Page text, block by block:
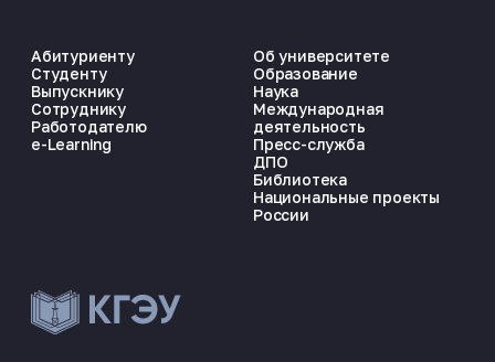
ЭНЕРГОКОД — ПОМОЩНИК КГЭУ
Абитуриенту
Студенту
Выпускнику
Сотруднику
Работодателю
e-Learning
Об университете
Образование
Наука
Международная
деятельность
Пресс-служба
ДПО
Библиотека
Национальные проекты
России